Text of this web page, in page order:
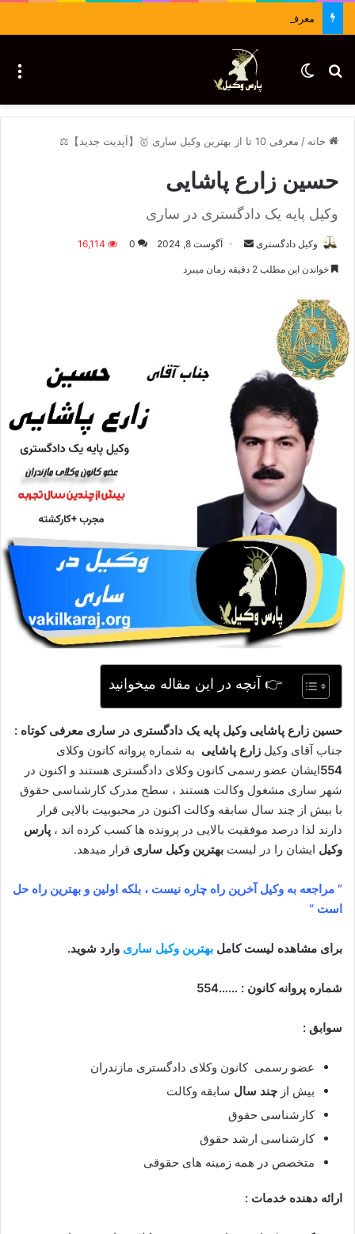
معرفی وکلا : 09036430283
جستجو برایتغییر پوسته
خانه / معرفی 10 تا از بهترین وکیل ساری 🥇【آپدیت جدید】⚖️
حسین زارع پاشایی
وکیل پایه یک دادگستری در ساری
وکیل دادگستری آگوست 8, 2024 0
16,114
خواندن این مطلب 2 دقیقه زمان میبرد
👉 آنچه در این مقاله میخوانید
حسین زارع پاشایی وکیل پایه یک دادگستری در ساری معرفی کوتاه :
جناب آقای وکیل زارع پاشایی به شماره پروانه کانون وکلای
554ایشان عضو رسمی کانون وکلای دادگستری هستند و اکنون در
شهر ساری مشغول وکالت هستند ، سطح مدرک کارشناسی حقوق
با بیش از چند سال سابقه وکالت اکنون در محبوبیت بالایی قرار
دارند لذا درصد موفقیت بالایی در پرونده ها کسب کرده اند ، پارس
وکیل ایشان را در لیست بهترین وکیل ساری قرار میدهد.
” مراجعه به وکیل آخرین راه چاره نیست ، بلکه اولین و بهترین راه حل
است “
برای مشاهده لیست کامل بهترین وکیل ساری وارد شوید.
شماره پروانه کانون : ……554
سوابق :
عضو رسمی کانون وکلای دادگستری مازندران
بیش از چند سال سابقه وکالت
کارشناسی حقوق
کارشناسی ارشد حقوق
متخصص در همه زمینه های حقوقی
ارائه دهنده خدمات :